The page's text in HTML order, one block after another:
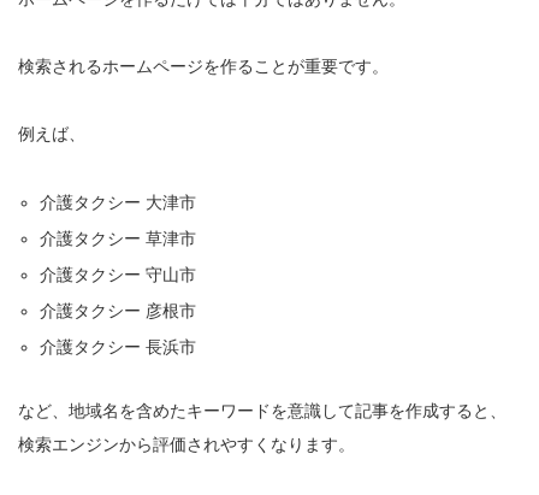
検索されるホームページを作ることが重要です。
例えば、
介護タクシー 大津市
介護タクシー 草津市
介護タクシー 守山市
介護タクシー 彦根市
介護タクシー 長浜市
など、地域名を含めたキーワードを意識して記事を作成すると、
検索エンジンから評価されやすくなります。